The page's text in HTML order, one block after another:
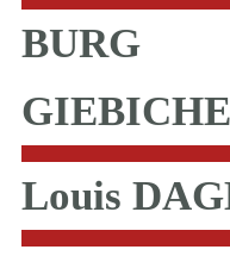
BURG
Louis